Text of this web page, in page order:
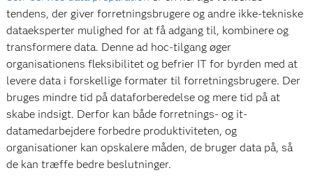
tendens, der giver forretningsbrugere og andre ikke-tekniske
dataeksperter mulighed for at få adgang til, kombinere og
transformere data. Denne ad hoc-tilgang øger
organisationens fleksibilitet og befrier IT for byrden med at
levere data i forskellige formater til forretningsbrugere. Der
bruges mindre tid på dataforberedelse og mere tid på at
skabe indsigt. Derfor kan både forretnings- og it-
datamedarbejdere forbedre produktiviteten, og
organisationer kan opskalere måden, de bruger data på, så
de kan træffe bedre beslutninger.